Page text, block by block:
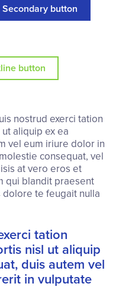
Secondary button
button
nostrud exerci tation
aliquip ex ea
vel eum iriure dolor in
consequat, vel
at vero eros et
qui blandit praesent
te feugait nulla
tation
nisl ut aliquip
duis autem vel
in vulputate